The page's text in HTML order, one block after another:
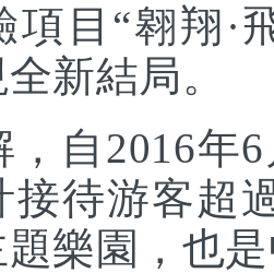
項目“翱翔·
新結局。
2016年6
接待游客超
樂園，也